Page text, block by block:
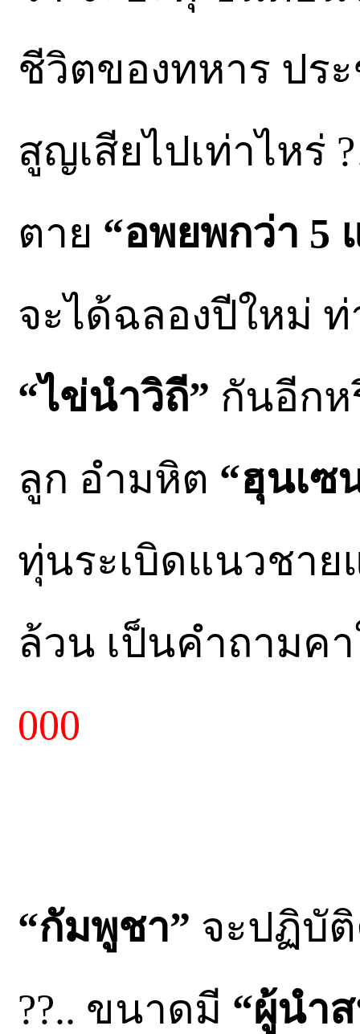
ชีวิตของทหาร ปร
สูญเสียไปเท่าไห
ตาย “อพยพกว่า 5
จะได้ฉลองปีใหม่
“ไข่นำวิถี” กันอีกห
ลูก อำมหิต “ฮุนเซ
ทุ่นระเบิดแนวชา
ล้วน เป็นคำถามค
000
“กัมพูชา” จะปฏิบั
??.. ขนาดมี “ผู้นำ